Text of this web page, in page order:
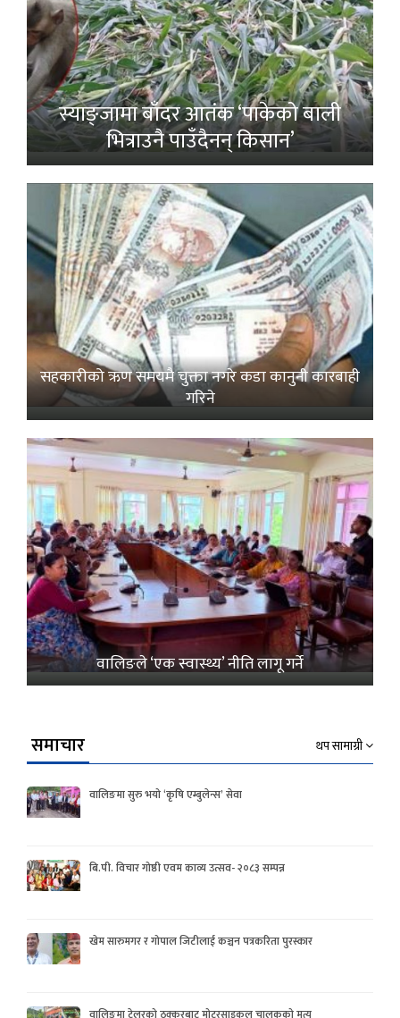
स्याङ्जामा बाँदर आतंक ‘पाकेको बाली
भित्राउनै पाउँदैनन् किसान’
सहकारीको ऋण समयमै चुक्ता नगरे कडा कानुनी कारबाही
गरिने
वालिङले ‘एक स्वास्थ्य’ नीति लागू गर्ने
समाचार थप सामाग्री
वालिङमा सुरु भयो ‘कृषि एम्बुलेन्स’ सेवा
बि.पी. विचार गोष्ठी एवम काव्य उत्सव- २०८३ सम्पन्न
खेम सारुमगर र गोपाल जिटीलाई कञ्चन पत्रकरिता पुरस्कार
वालिङमा टेलरको ठक्करबाट मोटरसाइकल चालकको मृत्यु